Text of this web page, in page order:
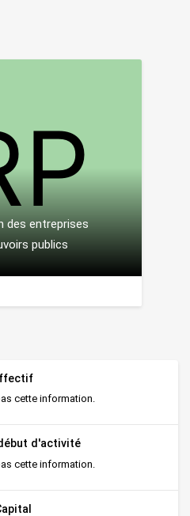
des entreprises
publics
cette information.
d'activité
cette information.